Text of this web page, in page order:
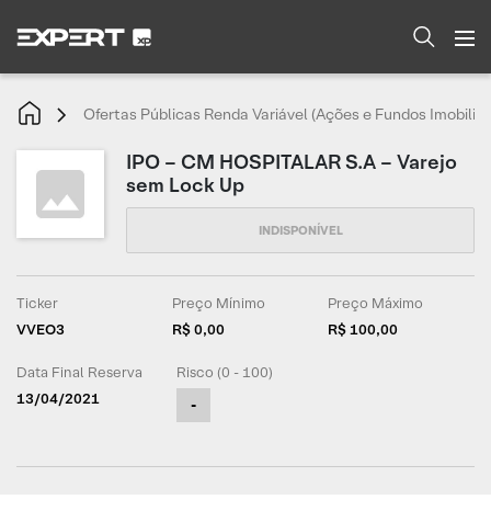
Ofertas Públicas Renda Variável (Ações e Fundos
IPO – CM HOSPITALAR S.A – Varejo
sem Lock Up
Ticker
VVEO3
Preço Mínimo
R$ 0,00
Preço Máximo
R$ 100,00
Data Final Reserva
13/04/2021
Risco (0 - 100)
-